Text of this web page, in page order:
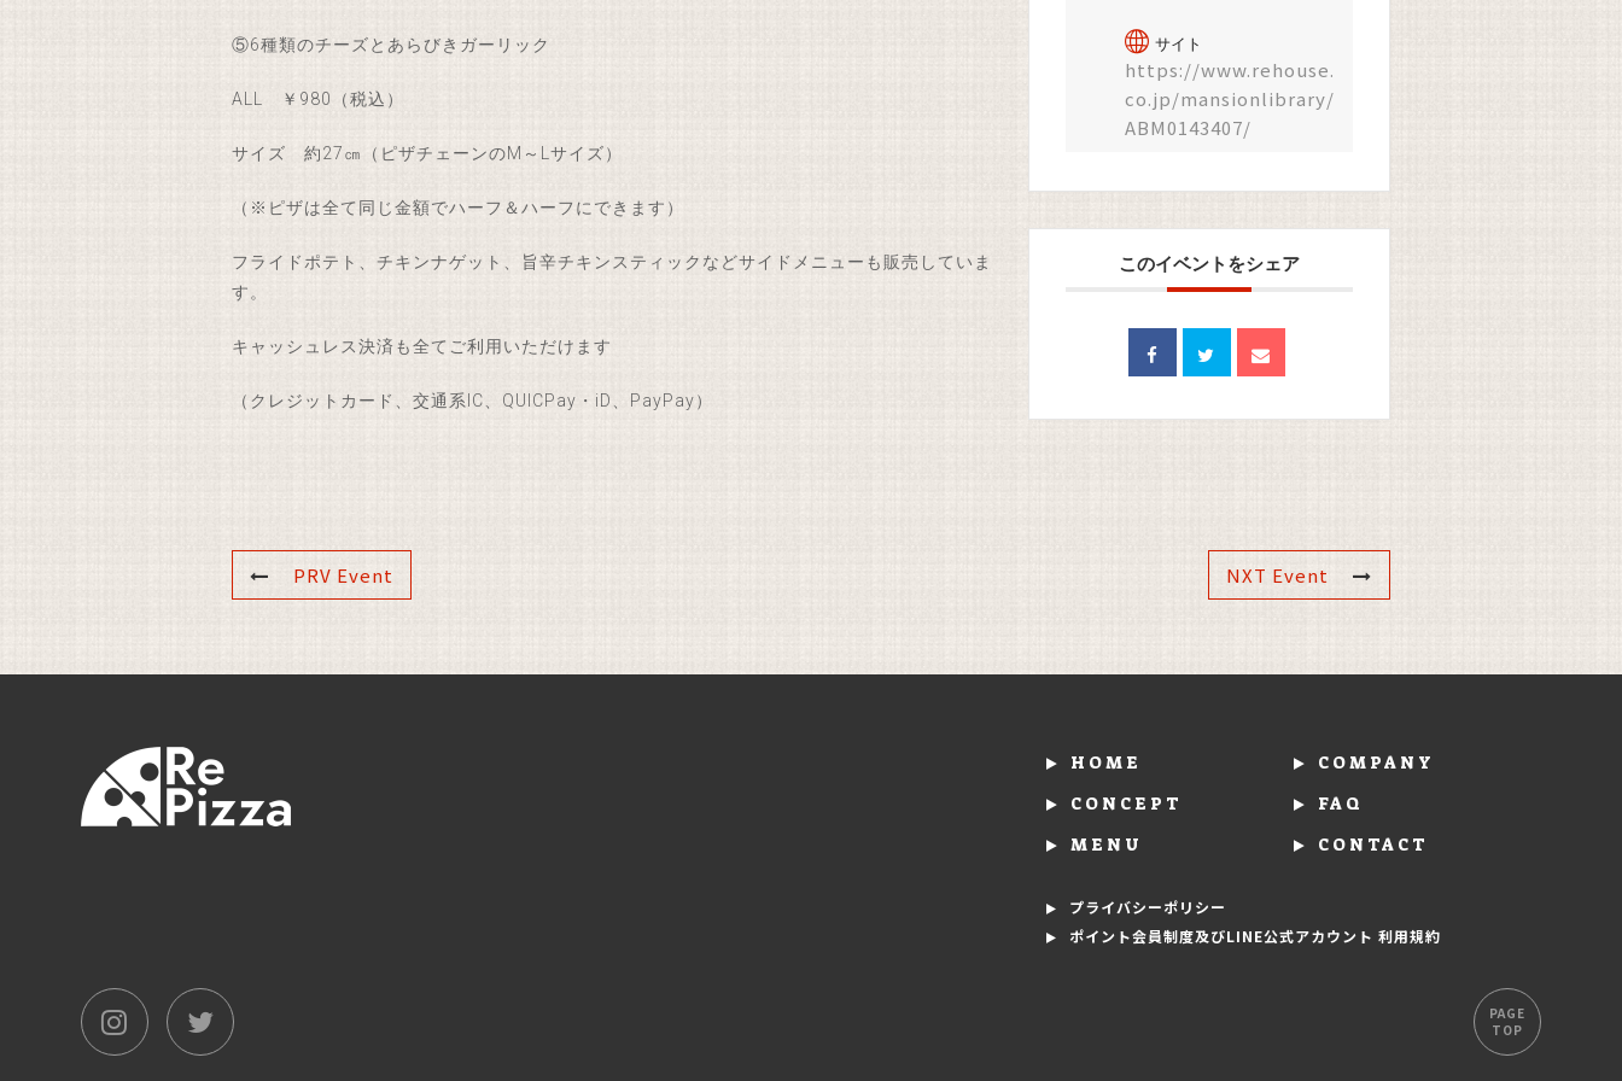
⑤6種類のチーズとあらびきガーリック
ALL ￥980（税込）
サイズ 約27㎝（ピザチェーンのM～Lサイズ）
（※ピザは全て同じ金額でハーフ＆ハーフにできます）
フライドポテト、チキンナゲット、旨辛チキンスティックなどサイドメニューも販売していま
す。
キャッシュレス決済も全てご利用いただけます
（クレジットカード、交通系IC、QUICPay・iD、PayPay）
サイト
https://www.rehouse.
co.jp/mansionlibrary/
ABM0143407/
このイベントをシェア
PRV Event NXT Event
HOME
COMPANY
CONCEPT
FAQ
MENU
CONTACT
プライバシーポリシー
ポイント会員制度及びLINE公式アカウント 利用規約
PAGE
TOP